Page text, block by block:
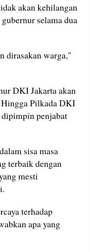
akan kehilangan
selama dua
dirasakan warga,"
DKI Jakarta akan
Pilkada DKI
dipimpin penjabat
sisa masa
terbaik dengan
mesti
terhadap
apa yang